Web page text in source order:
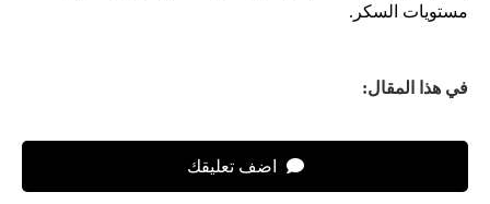
مستويات السكر.
في هذا المقال:
اضف تعليقك